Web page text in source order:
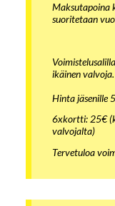
Maksutapoina
suoritetaan
ikäinen valvoja.
Hinta jäsenille
6xkortti: 25€
valvojalta)
Tervetuloa